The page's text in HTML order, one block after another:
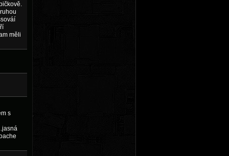
měli
s